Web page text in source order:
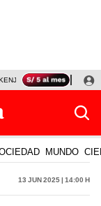
FUJIMORI
MUNDO
13 Jun 2025 | 14:00 h